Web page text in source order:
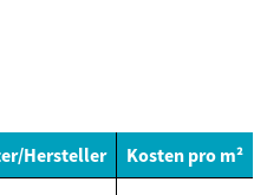
Hersteller Kosten pro m²